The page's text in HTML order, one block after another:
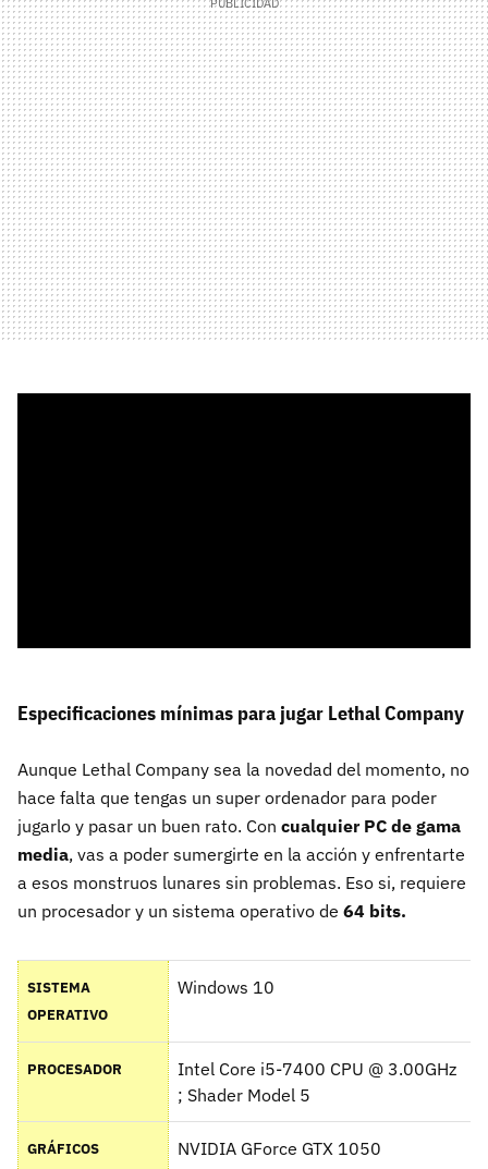
Especificaciones mínimas para jugar Lethal Company
Aunque Lethal Company sea la novedad del momento, no
hace falta que tengas un super ordenador para poder
jugarlo y pasar un buen rato. Con cualquier PC de gama
media, vas a poder sumergirte en la acción y enfrentarte
a esos monstruos lunares sin problemas. Eso si, requiere
un procesador y un sistema operativo de 64 bits.
SISTEMA
OPERATIVO
Windows 10
PROCESADOR
Intel Core i5-7400 CPU @ 3.00GHz
; Shader Model 5
GRÁFICOS NVIDIA GForce GTX 1050